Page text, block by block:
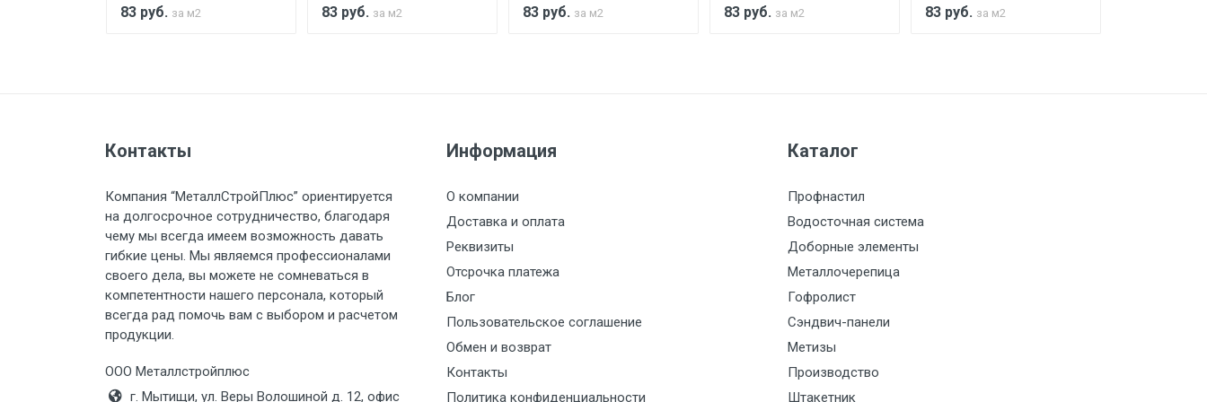
Груз до 6 м, вес до 3 тн 7500 с НДС 35р./км за МКАД
Груз до 6 м, вес до 5 тн 9000 с НДС 40р./км за МКАД
Груз до 6 м, вес до 8 тн 10000 с НДС 45р./км за МКАД
83 руб. за м2 83 руб. за м2 83 руб. за м2 83 руб. за м2 83 руб. за м2
Контакты
Компания “МеталлСтройПлюс” ориентируется
на долгосрочное сотрудничество, благодаря
чему мы всегда имеем возможность давать
гибкие цены. Мы являемся профессионалами
своего дела, вы можете не сомневаться в
компетентности нашего персонала, который
всегда рад помочь вам с выбором и расчетом
продукции.
ООО Металлстройплюс
г. Мытищи, ул. Веры Волошиной д. 12, офис
Информация
О компании
Доставка и оплата
Реквизиты
Отсрочка платежа
Блог
Пользовательское соглашение
Обмен и возврат
Контакты
Политика конфиденциальности
Каталог
Профнастил
Водосточная система
Доборные элементы
Металлочерепица
Гофролист
Сэндвич-панели
Метизы
Производство
Штакетник